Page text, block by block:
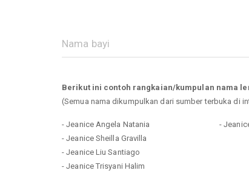
Berikut ini contoh rangkaian/kumpulan nama
(Semua nama dikumpulkan dari sumber terbuka di
- Jeanice Angela Natania
- Jeanice Sheilla Gravilla
- Jeanice Liu Santiago
- Jeanice Trisyani Halim
-